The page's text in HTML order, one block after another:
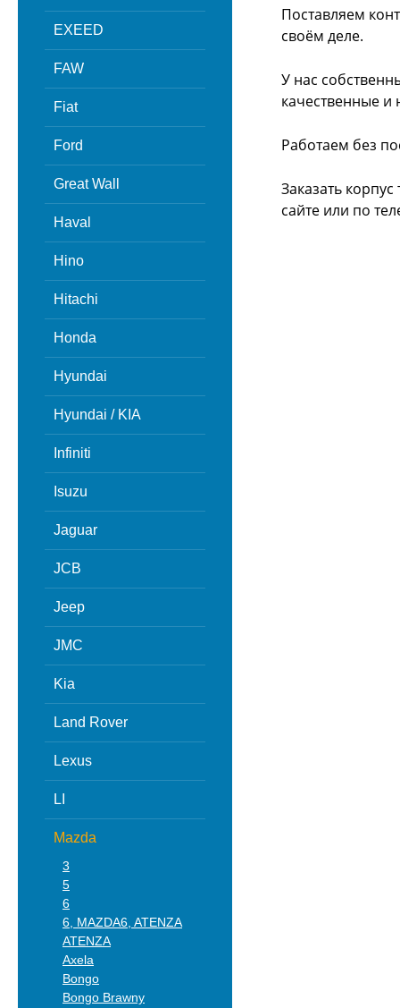
EXEED
FAW
Fiat
Ford
Great Wall
Haval
Hino
Hitachi
Honda
Hyundai
Hyundai / KIA
Infiniti
Isuzu
Jaguar
JCB
Jeep
JMC
Kia
Land Rover
Lexus
LI
Mazda
3
5
6
6, MAZDA6, ATENZA
ATENZA
Axela
Bongo
Bongo Brawny
Поставляем
своём деле.
У нас
качественные и
Работаем без
Заказать
сайте или по